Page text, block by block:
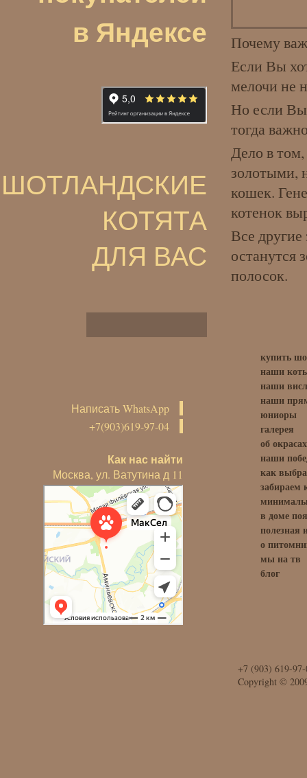
в Яндексе
ШОТЛАНДСКИЕ
КОТЯТА
ДЛЯ ВАС
Почему
Если Вы
мелочи не
Но если Вы
тогда
Дело в
золотыми,
кошек.
котенок
Все
останутся
полосок.
Написать WhatsApp
+7(903)619-97-04
Как нас найти
Москва, ул. Ватутина д 11
купить
наши
наши
наши
юниоры
галерея
об окрасах
наши
как
забираем
в доме
полезная
о
мы на тв
блог
+7 (903) 619-
Copyright ©